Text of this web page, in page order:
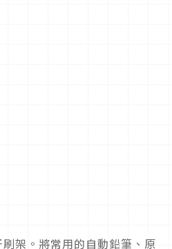
架。將常用的自動鉛筆、原